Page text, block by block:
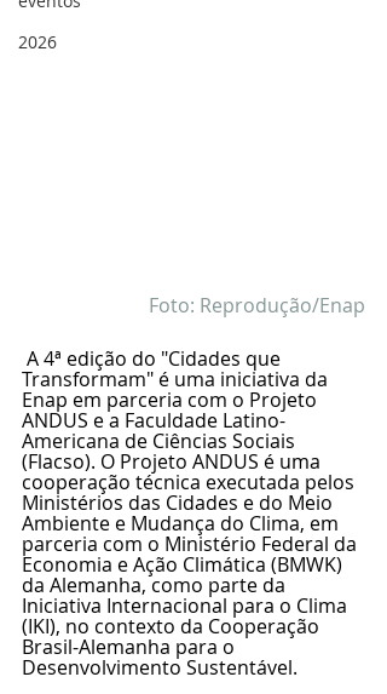
2026
Foto: Reprodução/Enap
Transformam" é uma iniciativa da
Enap em parceria com o Projeto
ANDUS e a Faculdade Latino-
Americana de Ciências Sociais
(Flacso). O Projeto ANDUS é uma
cooperação técnica executada pelos
Ministérios das Cidades e do Meio
Ambiente e Mudança do Clima, em
parceria com o Ministério Federal da
Economia e Ação Climática (BMWK)
da Alemanha, como parte da
Iniciativa Internacional para o Clima
(IKI), no contexto da Cooperação
Brasil-Alemanha para o
Desenvolvimento Sustentável.